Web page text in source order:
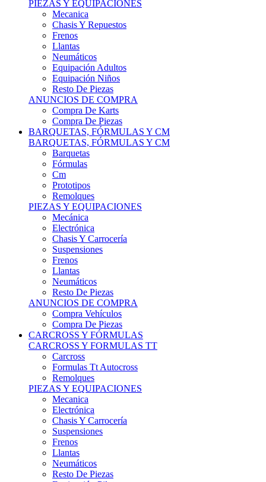
Chasis Y Repuestos
Frenos
Llantas
Neumáticos
Equipación Adultos
Equipación Niños
Resto De Piezas
ANUNCIOS DE COMPRA
Compra De Karts
Compra De Piezas
BARQUETAS, FÓRMULAS Y CM
BARQUETAS, FÓRMULAS Y CM
Barquetas
Fórmulas
Cm
Prototipos
Remolques
PIEZAS Y EQUIPACIONES
Mecánica
Electrónica
Chasis Y Carrocería
Suspensiones
Frenos
Llantas
Neumáticos
Resto De Piezas
ANUNCIOS DE COMPRA
Compra Vehículos
Compra De Piezas
CARCROSS Y FÓRMULAS
CARCROSS Y FORMULAS TT
Carcross
Formulas Tt Autocross
Remolques
PIEZAS Y EQUIPACIONES
Mecanica
Electrónica
Chasis Y Carrocería
Suspensiones
Frenos
Llantas
Neumáticos
Resto De Piezas
Equipación Piloto